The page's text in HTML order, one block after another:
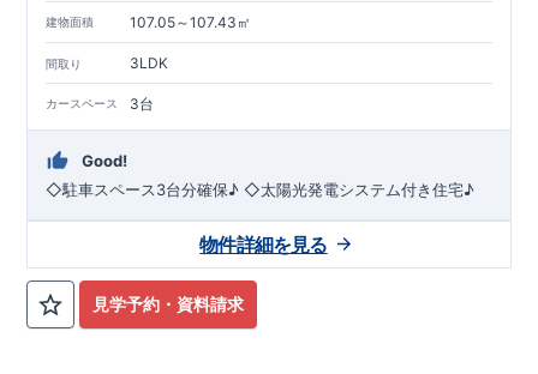
建物面積 107.05～107.43㎡
間取り 3LDK
カースペース 3台
Good!
◇駐車スペース3台分確保♪ ◇太陽光発電システム付き住宅♪
見学予約・資料請求
物件詳細を見る